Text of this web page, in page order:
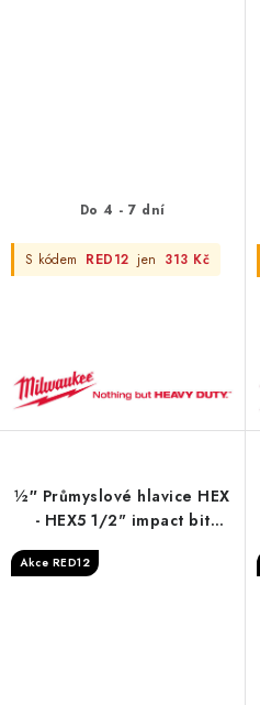
Do 4 - 7 dní
S kódem RED12 jen 313 Kč
½″ Průmyslové hlavice HEX
- HEX5 1/2" impact bit
socket
Akce RED12